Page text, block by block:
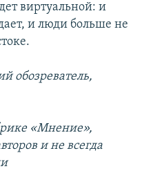
виртуальной: и
и люди больше не
обозреватель,
«Мнение»,
и не всегда